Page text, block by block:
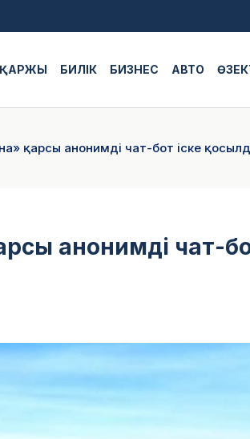
ҚАРЖЫ БИЛІК БИЗНЕС АВТО
қарсы анонимді чат-бот іске
анонимді чат-